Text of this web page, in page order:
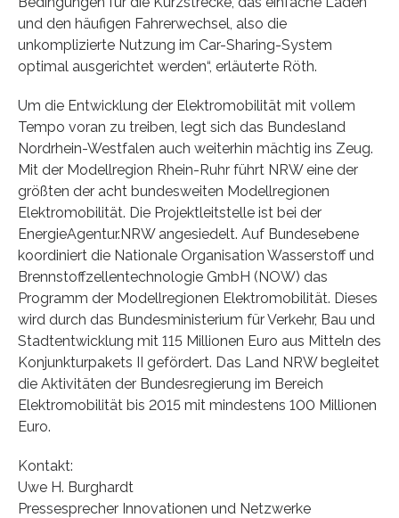
und den häufigen Fahrerwechsel, also die
unkomplizierte Nutzung im Car-Sharing-System
optimal ausgerichtet werden“, erläuterte Röth.
Um die Entwicklung der Elektromobilität mit vollem
Tempo voran zu treiben, legt sich das Bundesland
Nordrhein-Westfalen auch weiterhin mächtig ins Zeug.
Mit der Modellregion Rhein-Ruhr führt NRW eine der
größten der acht bundesweiten Modellregionen
Elektromobilität. Die Projektleitstelle ist bei der
EnergieAgentur.NRW angesiedelt. Auf Bundesebene
koordiniert die Nationale Organisation Wasserstoff und
Brennstoffzellentechnologie GmbH (NOW) das
Programm der Modellregionen Elektromobilität. Dieses
wird durch das Bundesministerium für Verkehr, Bau und
Stadtentwicklung mit 115 Millionen Euro aus Mitteln des
Konjunkturpakets II gefördert. Das Land NRW begleitet
die Aktivitäten der Bundesregierung im Bereich
Elektromobilität bis 2015 mit mindestens 100 Millionen
Euro.
Kontakt:
Uwe H. Burghardt
Pressesprecher Innovationen und Netzwerke